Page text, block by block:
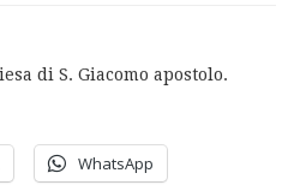
di S. Giacomo apostolo.
WhatsApp